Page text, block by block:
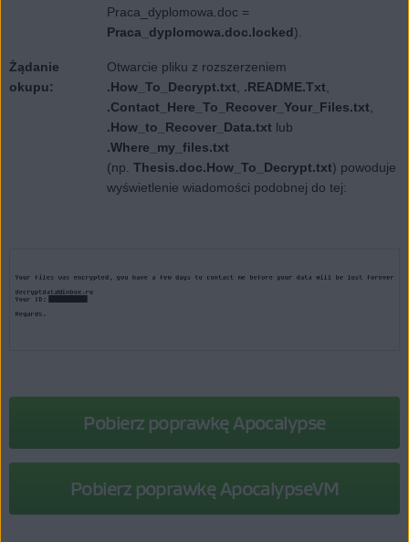
Praca_dyplomowa.doc =
Praca_dyplomowa.doc.locked).
Żądanie
okupu:
Otwarcie pliku z rozszerzeniem
.How_To_Decrypt.txt
.README.Txt
.Contact_Here_To_Recover_Your_Files.txt
.How_to_Recover_Data.txt lub
.Where_my_files.txt
(np. Thesis.doc.How_To_Decrypt.txt) powoduje
wyświetlenie wiadomości podobnej do tej:
Pobierz poprawkę Apocalypse
Pobierz poprawkę ApocalypseVM